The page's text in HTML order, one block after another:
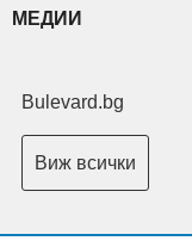
МЕДИИ
Bulevard.bg
Виж всички